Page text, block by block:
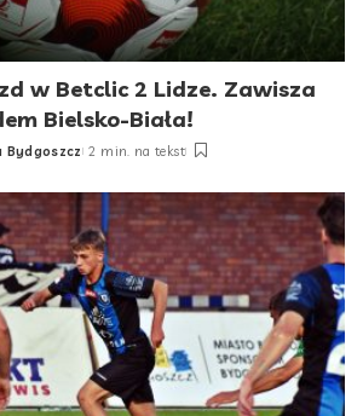
w Betclic 2 Lidze. Zawisza
Bielsko-Biała!
Bydgoszcz 2 min. na tekst